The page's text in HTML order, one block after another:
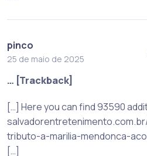
pinco
25 de maio de 2025
… [Trackback]
[…] Here you can find 93590
tributo-a-marilia-mendonca-
[…]